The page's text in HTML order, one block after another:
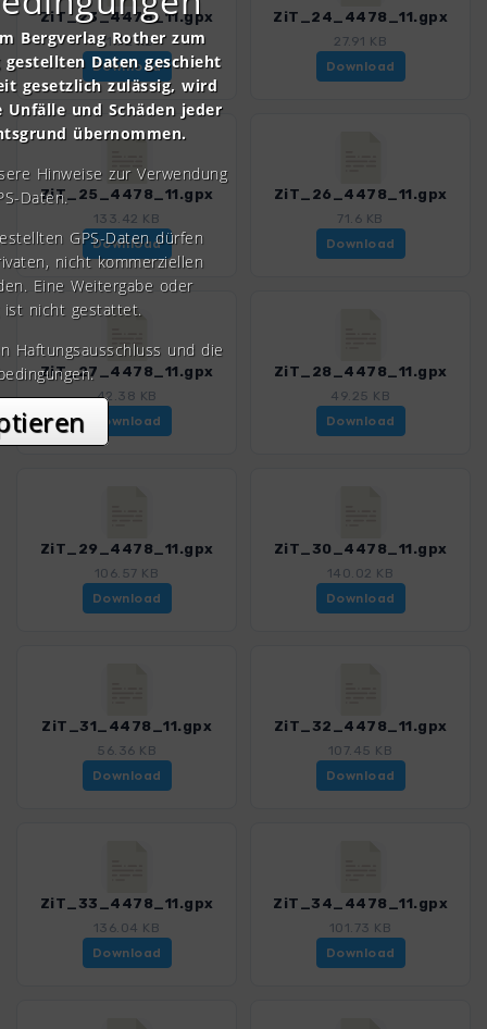
ZiT_23_4478_11.gpx
71.92 KB
Download
ZiT_24_4478_11.gpx
27.91 KB
Download
ZiT_25_4478_11.gpx
133.42 KB
Download
ZiT_26_4478_11.gpx
71.6 KB
Download
ZiT_27_4478_11.gpx
42.38 KB
Download
ZiT_28_4478_11.gpx
49.25 KB
Download
ZiT_29_4478_11.gpx
106.57 KB
Download
ZiT_30_4478_11.gpx
140.02 KB
Download
ZiT_31_4478_11.gpx
56.36 KB
Download
ZiT_32_4478_11.gpx
107.45 KB
Download
ZiT_33_4478_11.gpx
136.04 KB
Download
ZiT_34_4478_11.gpx
101.73 KB
Download
Bergverlag Rother zum
Daten geschieht
gesetzlich zulässig, wird
und Schäden jeder
übernommen.
Hinweise zur Verwendung
Daten.
GPS-Daten dürfen
nicht kommerziellen
Eine Weitergabe oder
ist nicht gestattet.
Haftungsausschluss und die